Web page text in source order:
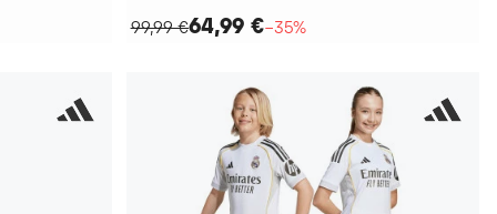
99,99 €64,99 €−35%